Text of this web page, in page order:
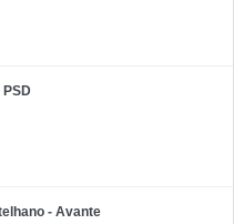
PSD
- Avante